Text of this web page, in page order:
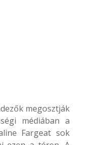
megosztják
médiában a
Fargeat sok